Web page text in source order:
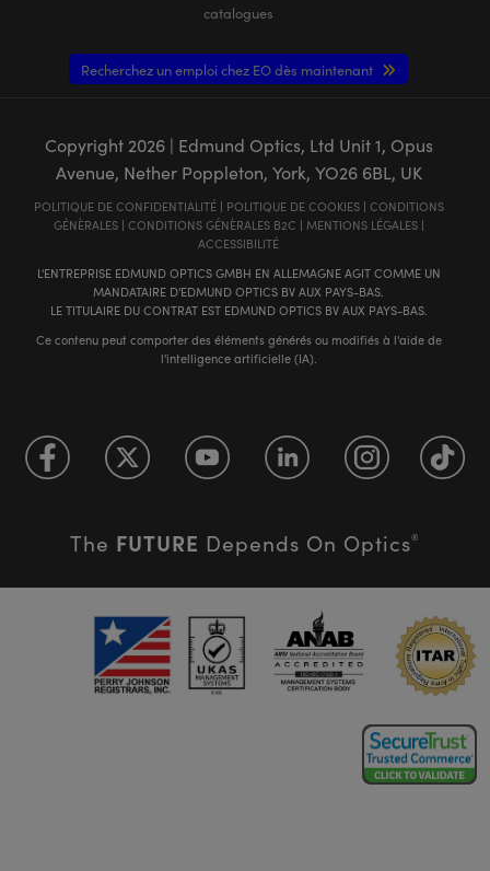
catalogues
Recherchez un emploi chez EO dès maintenant
Copyright 2026| Edmund Optics, Ltd Unit 1, Opus
Avenue, Nether Poppleton, York, YO26 6BL, UK
POLITIQUE DE CONFIDENTIALITÉ| POLITIQUE DE COOKIES| CONDITIONS
GÉNÈRALES| CONDITIONS GÉNÈRALES B2C | MENTIONS LÉGALES|
ACCESSIBILITÉ
L'ENTREPRISE EDMUND OPTICS GMBH EN ALLEMAGNE AGIT COMME UN
MANDATAIRE D'EDMUND OPTICS BV AUX PAYS-BAS.
LE TITULAIRE DU CONTRAT EST EDMUND OPTICS BV AUX PAYS-BAS.
Ce contenu peut comporter des éléments générés ou modifiés à l'aide de
l'intelligence artificielle (IA).
The FUTURE Depends On Optics®